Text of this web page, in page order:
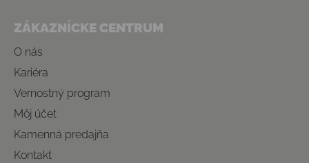
ZÁKAZNÍCKE CENTRUM
O nás
Kariéra
Vernostný program
Môj účet
Kamenná predajňa
Kontakt